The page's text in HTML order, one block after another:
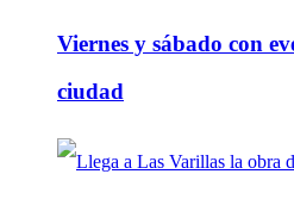
Viernes y sábado con
ciudad